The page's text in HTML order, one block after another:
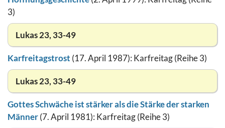
3)
Lukas 23, 33-49
Karfreitagstrost (17. April 1987): Karfreitag (Reihe 3)
Lukas 23, 33-49
Gottes Schwäche ist stärker als die Stärke der starken
Männer(7. April 1981): Karfreitag (Reihe 3)